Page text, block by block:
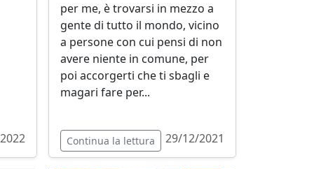
per me, è trovarsi in mezzo a
gente di tutto il mondo, vicino
a persone con cui pensi di non
avere niente in comune, per
poi accorgerti che ti sbagli e
magari fare per...
Continua la lettura 29/12/2021